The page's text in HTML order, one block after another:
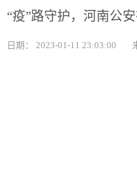
“疫”路守护，河南公
日期： 2023-01-11 23:03:00